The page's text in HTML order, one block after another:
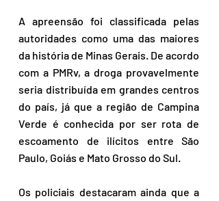
A apreensão foi classificada pelas
autoridades como uma das maiores
da história de Minas Gerais. De acordo
com a PMRv, a droga provavelmente
seria distribuída em grandes centros
do país, já que a região de Campina
Verde é conhecida por ser rota de
escoamento de ilícitos entre São
Paulo, Goiás e Mato Grosso do Sul.
Os policiais destacaram ainda que a